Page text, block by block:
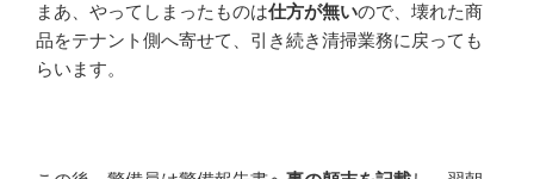
まあ、やってしまったものは仕方が無いので、壊れた商
品をテナント側へ寄せて、引き続き清掃業務に戻っても
らいます。